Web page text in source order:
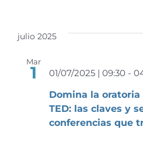
julio 2025
Mar
1
Domina la oratoria
TED: las claves y
conferencias que
01/07/2025 | 09:30 -